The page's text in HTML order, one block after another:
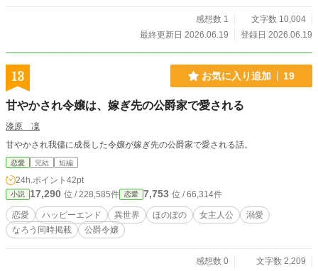
感想数 1
文字数 10,004
最終更新日 2026.06.19
登録日 2026.06.19
13 お気に入り追加 19
甘やかされ令嬢は、嫁ぎ先の公爵家で愛される
漆原 凜
甘やかされ我儘に成長した令嬢が嫁ぎ先の公爵家で愛される話。
恋愛 完結 短編
24h.ポイント 42pt
小説 17,290 位 / 228,585件 恋愛 7,753 位 / 66,314件
恋愛 ハッピーエンド 異世界 ほのぼの 女主人公
溺愛
なろう同時掲載
公爵令嬢
感想数 0
文字数 2,209